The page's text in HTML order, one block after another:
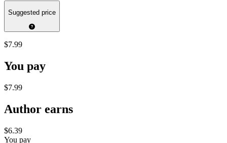
Suggested price
$7.99
You pay
$7.99
Author earns
$6.39
You pay